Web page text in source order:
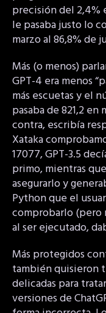
precisión del 2,4%
le pasaba justo lo
marzo al 86,8% de
Más (o menos)
GPT-4 era menos
más escuetas y el
pasaba de 821,2 en
contra, escribía
Xataka
17077, GPT-3.5
primo, mientras
asegurarlo y
Python que el
comprobarlo (pero
al ser ejecutado,
Más protegidos
también quisieron
delicadas para
versiones de